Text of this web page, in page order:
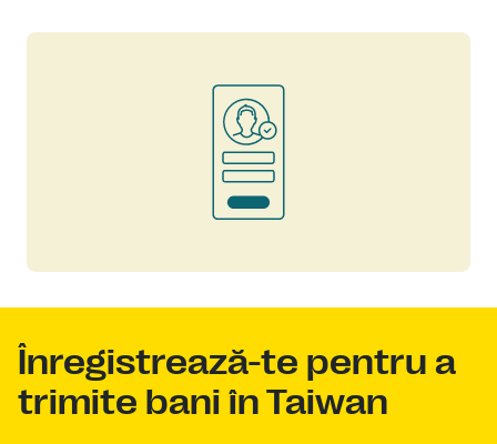
Înregistrează-te pentru a
trimite bani în Taiwan